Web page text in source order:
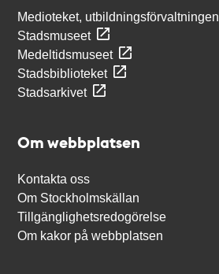
Medioteket, utbildningsförvaltningen
Stadsmuseet
Medeltidsmuseet
Stadsbiblioteket
Stadsarkivet
Om webbplatsen
Kontakta oss
Om Stockholmskällan
Tillgänglighetsredogörelse
Om kakor på webbplatsen